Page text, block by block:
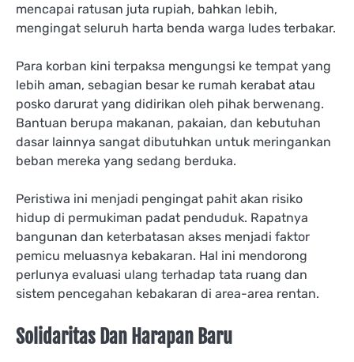
mencapai ratusan juta rupiah, bahkan lebih,
mengingat seluruh harta benda warga ludes terbakar.
Para korban kini terpaksa mengungsi ke tempat yang
lebih aman, sebagian besar ke rumah kerabat atau
posko darurat yang didirikan oleh pihak berwenang.
Bantuan berupa makanan, pakaian, dan kebutuhan
dasar lainnya sangat dibutuhkan untuk meringankan
beban mereka yang sedang berduka.
Peristiwa ini menjadi pengingat pahit akan risiko
hidup di permukiman padat penduduk. Rapatnya
bangunan dan keterbatasan akses menjadi faktor
pemicu meluasnya kebakaran. Hal ini mendorong
perlunya evaluasi ulang terhadap tata ruang dan
sistem pencegahan kebakaran di area-area rentan.
Solidaritas Dan Harapan Baru